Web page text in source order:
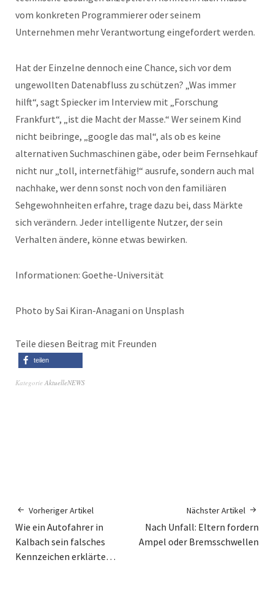
vom konkreten Programmierer oder seinem
Unternehmen mehr Verantwortung eingefordert werden.
Hat der Einzelne dennoch eine Chance, sich vor dem
ungewollten Datenabfluss zu schützen? „Was immer
hilft“, sagt Spiecker im Interview mit „Forschung
Frankfurt“, „ist die Macht der Masse.“ Wer seinem Kind
nicht beibringe, „google das mal“, als ob es keine
alternativen Suchmaschinen gäbe, oder beim Fernsehkauf
nicht nur „toll, internetfähig!“ ausrufe, sondern auch mal
nachhake, wer denn sonst noch von den familiären
Sehgewohnheiten erfahre, trage dazu bei, dass Märkte
sich verändern. Jeder intelligente Nutzer, der sein
Verhalten ändere, könne etwas bewirken.
Informationen: Goethe-Universität
Photo by Sai Kiran-Anagani on Unsplash
Teile diesen Beitrag mit Freunden
teilen
Kategorie AktuelleNEWS
Vorheriger Artikel
Wie ein Autofahrer in
Kalbach sein falsches
Kennzeichen erklärte…
Nächster Artikel
Nach Unfall: Eltern fordern
Ampel oder Bremsschwellen